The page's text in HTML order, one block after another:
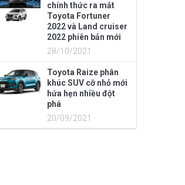
chính thức ra mắt
Toyota Fortuner
2022 và Land cruiser
2022 phiên bản mới
28/10/2021
Toyota Raize phân
khúc SUV cỡ nhỏ mới
hứa hẹn nhiều đột
phá
20/09/2021